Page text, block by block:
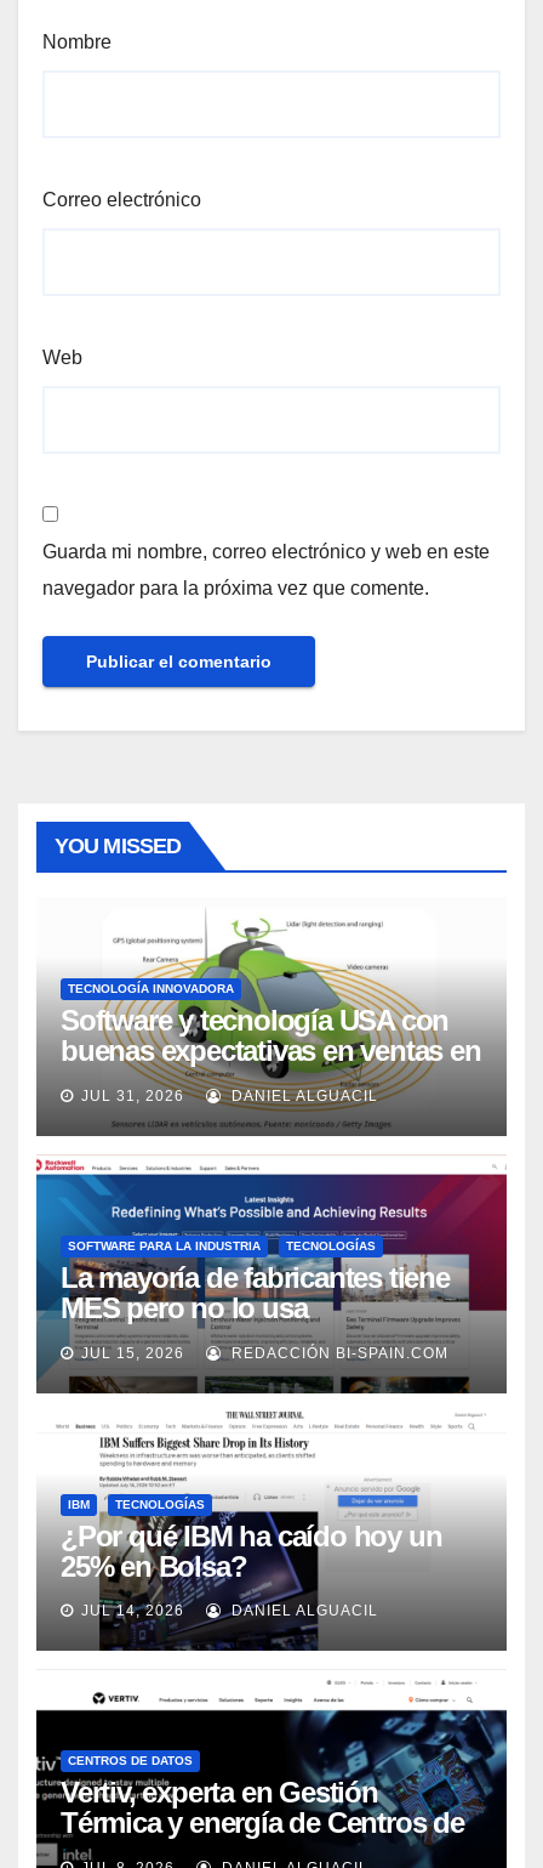
Nombre
Correo electrónico
Web
Guarda mi nombre, correo electrónico y web en este
navegador para la próxima vez que comente.
YOU MISSED
TECNOLOGÍA INNOVADORA
Software y tecnología USA con
buenas expectativas en ventas en
los próximos 2 años, según
Market Watch
JUL 31, 2026 DANIEL ALGUACIL
SOFTWARE PARA LA INDUSTRIA TECNOLOGÍAS
La mayoría de fabricantes tiene
MES pero no lo usa
adecuadamente, según Rockwell
Automation
JUL 15, 2026 REDACCIÓN BI-SPAIN.COM
IBM TECNOLOGÍAS
¿Por qué IBM ha caído hoy un
25% en Bolsa?
JUL 14, 2026 DANIEL ALGUACIL
CENTROS DE DATOS
Vertiv, experta en Gestión
Térmica y energía de Centros de
Datos, sigue su crecimiento